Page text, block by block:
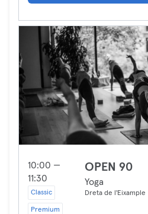
10:00 —
11:30
Classic
Premium
OPEN 90
Yoga
Dreta de l'Eixample